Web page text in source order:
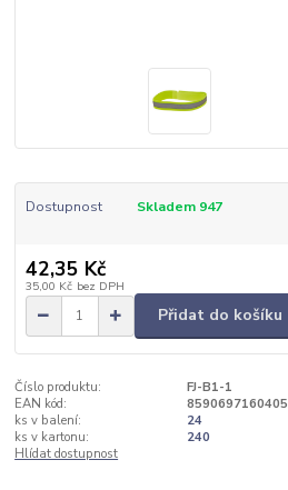
Dostupnost Skladem 947
42,35 Kč
35,00 Kč bez DPH
Přidat do košíku
Číslo produktu:
FJ-B1-1
EAN kód:
8590697160405
ks v balení:
24
ks v kartonu:
240
Hlídat dostupnost